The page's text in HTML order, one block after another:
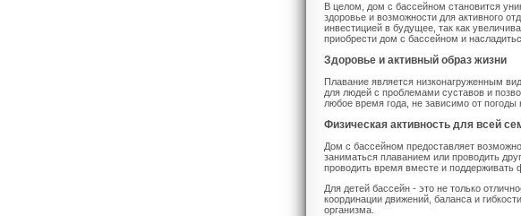
В целом, дом с бассейном становится
здоровье и возможности для активного
инвестицией в будущее, так как
приобрести дом с бассейном и
Здоровье и активный образ жизни
Плавание является низконагруженным
для людей с проблемами суставов и
любое время года, не зависимо от погоды
Физическая активность для всей
Дом с бассейном предоставляет
заниматься плаванием или проводить
проводить время вместе и поддерживать
Для детей бассейн - это не только
координации движений, баланса и
организма.